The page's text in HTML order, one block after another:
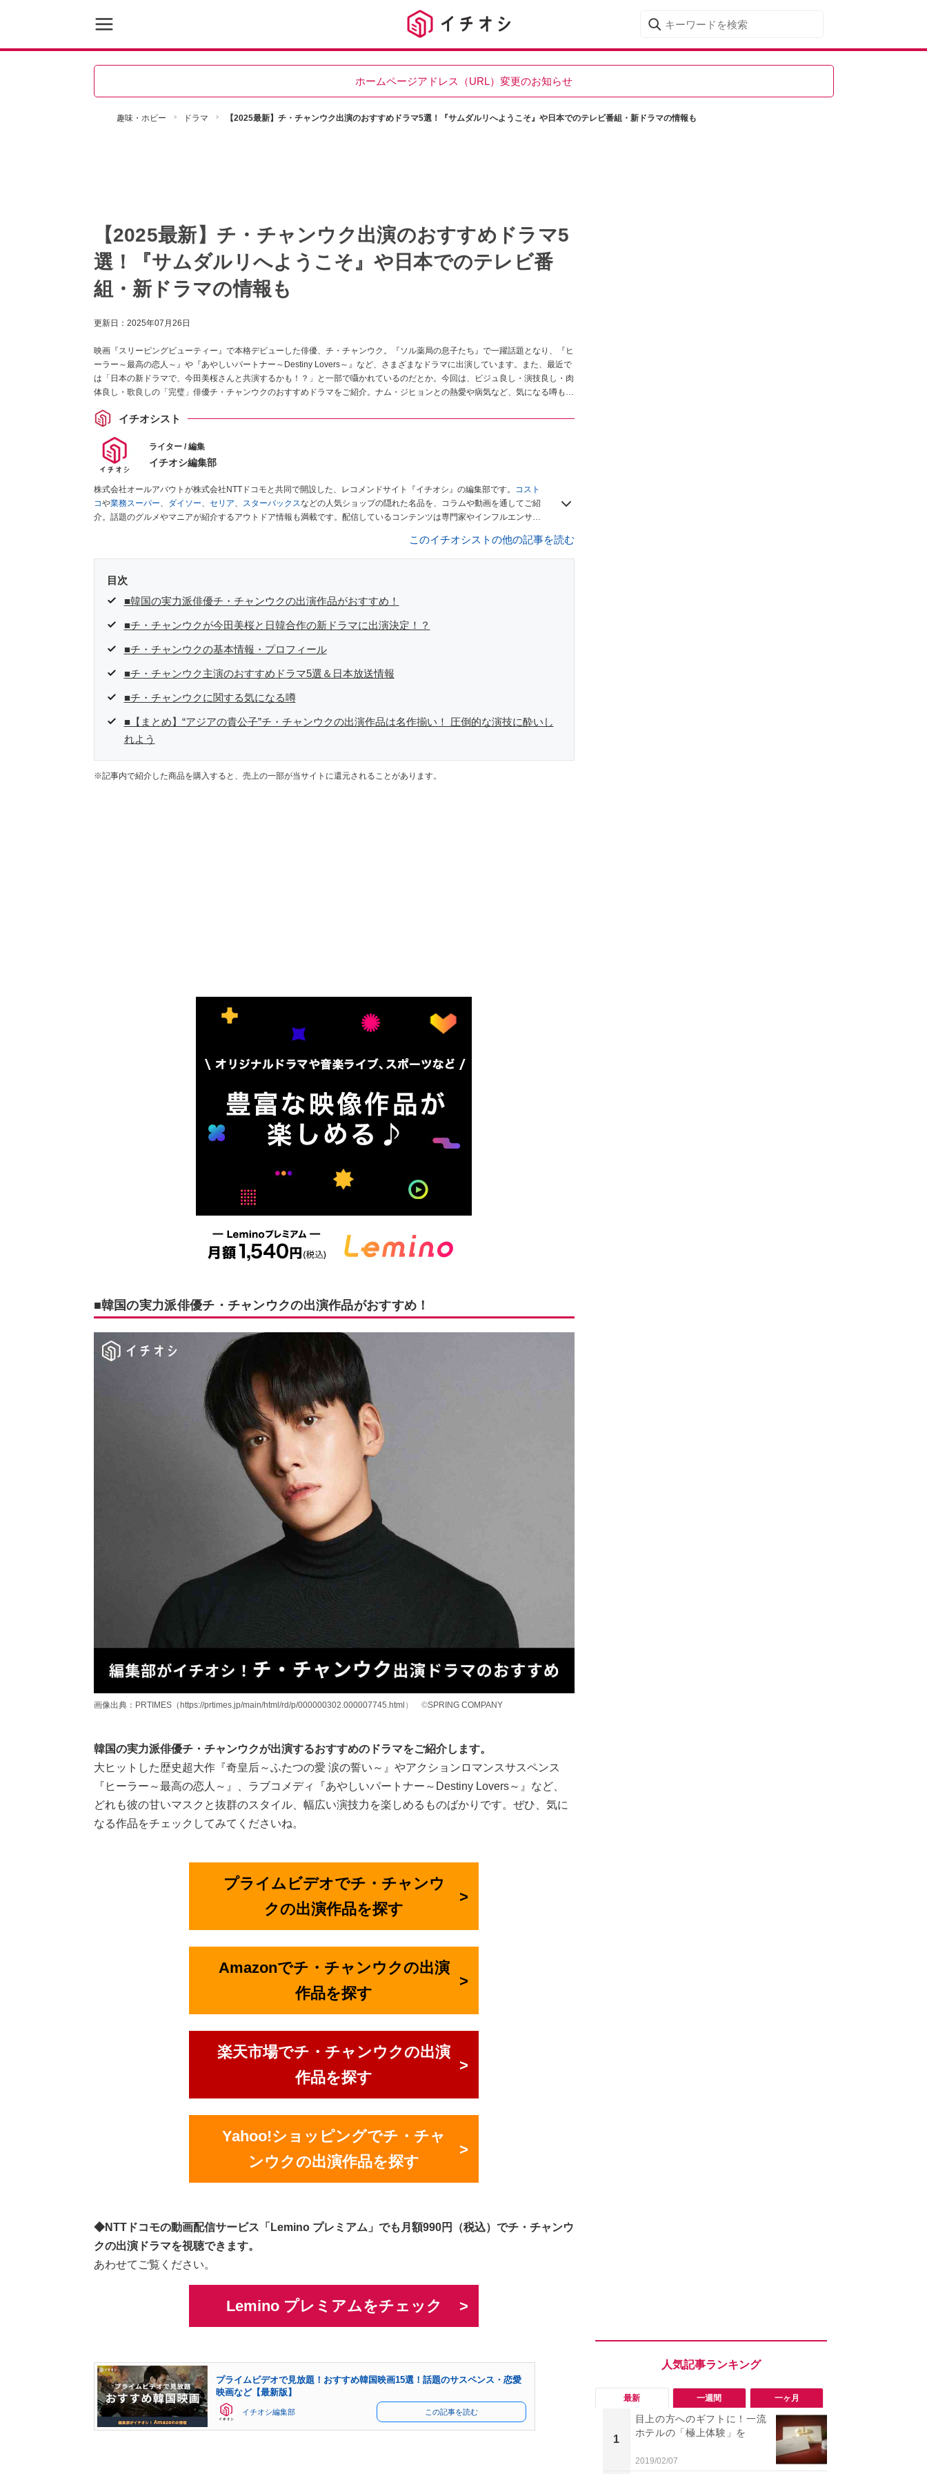
ホームページアドレス（URL）変更のお知らせ
趣味・ホビー ドラマ 【2025最新】チ・チャンウク出演のおすすめドラマ5選！『サムダルリへようこそ』や日本でのテレビ番組・新ドラマの情報も
【2025最新】チ・チャンウク出演のおすすめドラマ5
選！『サムダルリへようこそ』や日本でのテレビ番
組・新ドラマの情報も
更新日： 2025年07月26日
映画『スリーピングビューティー』で本格デビューした俳優、チ・チャンウク。『ソル薬局の息子たち』で一躍話題となり、『ヒ
ーラー～最高の恋人～』や『あやしいパートナー～Destiny Lovers～』など、さまざまなドラマに出演しています。また、最近で
は「日本の新ドラマで、今田美桜さんと共演するかも！？」と一部で囁かれているのだとか。今回は、ビジュ良し・演技良し・肉
体良し・歌良しの「完璧」俳優チ・チャンウクのおすすめドラマをご紹介。ナム・ジヒョンとの熱愛や病気など、気になる噂もま
イチオシスト
ライター / 編集
イチオシ編集部
株式会社オールアバウトが株式会社NTTドコモと共同で開設した、レコメンドサイト『イチオシ』の編集部です。
コスト
コや業務スーパー、 ダイソー、 セリア、 スターバックスなどの人気ショップの隠れた名品を、コラムや動画を通してご紹
介。話題のグルメやマニアが紹介するアウトドア情報も満載です。配信しているコンテンツは専門家やインフルエンサー
このイチオシストの他の記事を読む
目次
■韓国の実力派俳優チ・チャンウクの出演作品がおすすめ！
■チ・チャンウクが今田美桜と日韓合作の新ドラマに出演決定！？
■チ・チャンウクの基本情報・プロフィール
■チ・チャンウク主演のおすすめドラマ5選＆日本放送情報
■チ・チャンウクに関する気になる噂
■【まとめ】“アジアの貴公子”チ・チャンウクの出演作品は名作揃い！ 圧倒的な演技に酔いし
れよう
※記事内で紹介した商品を購入すると、売上の一部が当サイトに還元されることがあります。
■韓国の実力派俳優チ・チャンウクの出演作品がおすすめ！
画像出典：PRTIMES（https://prtimes.jp/main/html/rd/p/000000302.000007745.html ） ©SPRING COMPANY
韓国の実力派俳優チ・チャンウクが出演するおすすめのドラマをご紹介します。
大ヒットした歴史超大作『奇皇后～ふたつの愛 涙の誓い～』やアクションロマンスサスペンス
『ヒーラー～最高の恋人～』、ラブコメディ『あやしいパートナー～Destiny Lovers～』など、
どれも彼の甘いマスクと抜群のスタイル、幅広い演技力を楽しめるものばかりです。ぜひ、気に
なる作品をチェックしてみてくださいね。
プライムビデオでチ・チャンウ
クの出演作品を探す
Amazonでチ・チャンウクの出演
作品を探す
楽天市場でチ・チャンウクの出演
作品を探す
Yahoo!ショッピングでチ・チャ
ンウクの出演作品を探す
◆NTTドコモの動画配信サービス「Lemino プレミアム」でも月額990円（税込）でチ・チャンウ
クの出演ドラマを視聴できます。
あわせてご覧ください。
Lemino プレミアムをチェック
プライムビデオで見放題！おすすめ韓国映画15選！話題のサスペンス・恋愛
映画など【最新版】
イチオシ編集部 この記事を読む
最新 一週間 一ヶ月
1
目上の方へのギフトに！一流
ホテルの「極上体験」を
2019/02/07